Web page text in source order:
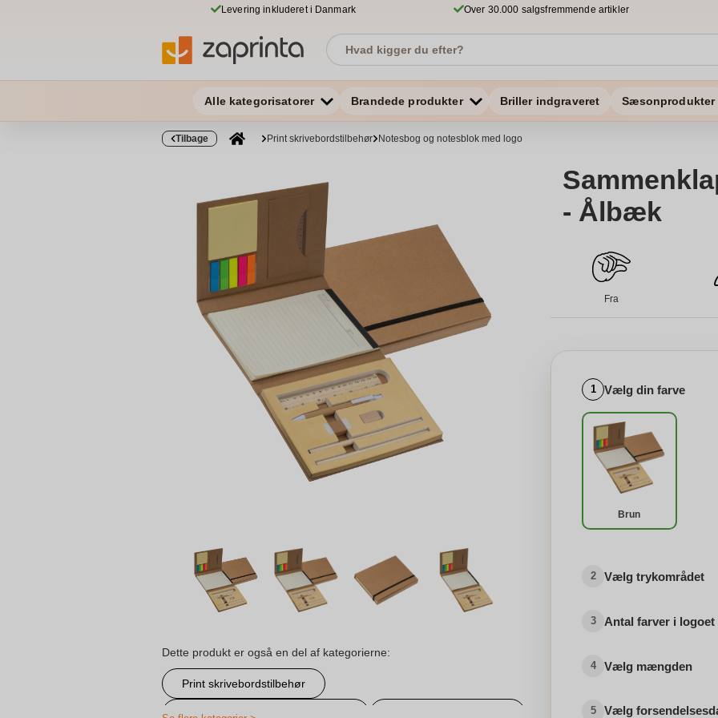
Levering inkluderet i Danmark Over 30.000 salgsfremmende artikler
Alle kategorisatorer Brandede produkter Briller indgraveret Sæsonprodukter
Tilbage Print skrivebordstilbehør Notesbog og notesblok med logo
Dette produkt er også en del af kategorierne:
Print skrivebordstilbehør
Notesbog og notesblok med logo
- Ålbæk
Fra
1 Vælg din farve
Brun
2 Vælg trykområdet
3 Antal farver i logoet
4 Vælg mængden
5 Vælg